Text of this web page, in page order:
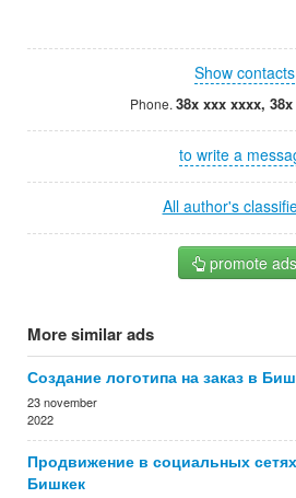
Show contacts
Phone. 38x xxx xxxx,
to write a
All author's
promote ads
More similar ads
Создание логотипа на заказ в
23 november
2022
Продвижение в социальных
Бишкек